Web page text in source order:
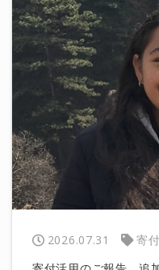
2026.07.31
寄